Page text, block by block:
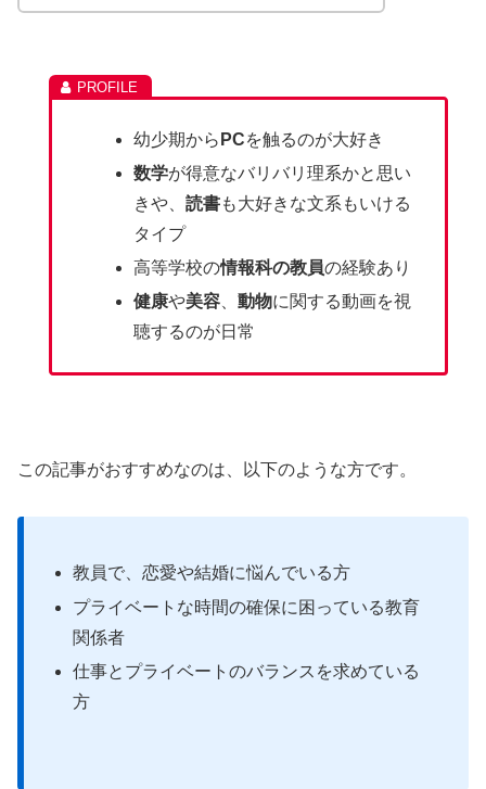
幼少期から PCを触るのが大好き
数学が得意なバリバリ理系かと思い
きや、 読書も大好きな文系もいける
タイプ
高等学校の情報科の教員の経験あり
健康や美容、 動物に関する動画を視
聴するのが日常
この記事がおすすめなのは、以下のような方です。
教員で、恋愛や結婚に悩んでいる方
プライベートな時間の確保に困っている教育
関係者
仕事とプライベートのバランスを求めている
方